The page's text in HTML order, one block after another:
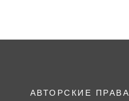
АВТОРСКИЕ ПРАВА